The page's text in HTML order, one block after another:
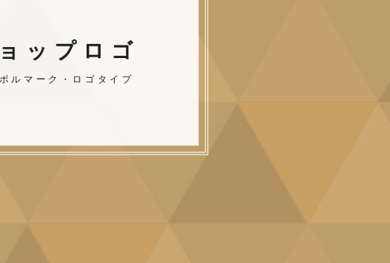
ップロゴ
ルマーク・ロゴタイプ